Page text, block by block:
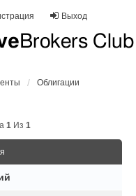
Выход
Облигации
1Из 1